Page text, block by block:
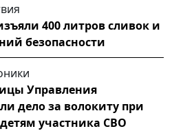
400 литров сливок и
безопасности
Управления
дело за волокиту при
участника СВО